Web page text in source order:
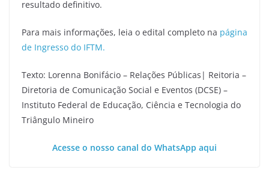
resultado definitivo.
Para mais informações, leia o edital completo na página
de Ingresso do IFTM.
Texto: Lorenna Bonifácio – Relações Públicas| Reitoria –
Diretoria de Comunicação Social e Eventos (DCSE) –
Instituto Federal de Educação, Ciência e Tecnologia do
Triângulo Mineiro
Acesse o nosso canal do WhatsApp aqui